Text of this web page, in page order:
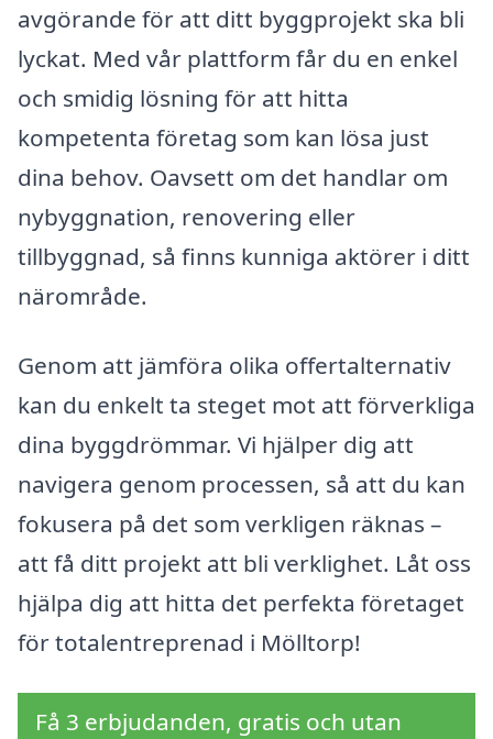
avgörande för att ditt byggprojekt ska bli
lyckat. Med vår plattform får du en enkel
och smidig lösning för att hitta
kompetenta företag som kan lösa just
dina behov. Oavsett om det handlar om
nybyggnation, renovering eller
tillbyggnad, så finns kunniga aktörer i ditt
närområde.
Genom att jämföra olika offertalternativ
kan du enkelt ta steget mot att förverkliga
dina byggdrömmar. Vi hjälper dig att
navigera genom processen, så att du kan
fokusera på det som verkligen räknas –
att få ditt projekt att bli verklighet. Låt oss
hjälpa dig att hitta det perfekta företaget
för totalentreprenad i Mölltorp!
Få 3 erbjudanden, gratis och utan